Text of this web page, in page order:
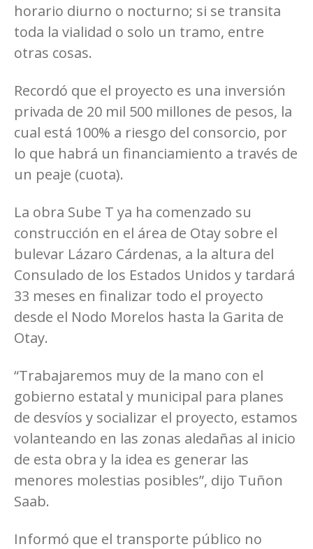
horario diurno o nocturno; si se transita
toda la vialidad o solo un tramo, entre
otras cosas.
Recordó que el proyecto es una inversión
privada de 20 mil 500 millones de pesos, la
cual está 100% a riesgo del consorcio, por
lo que habrá un financiamiento a través de
un peaje (cuota).
La obra Sube T ya ha comenzado su
construcción en el área de Otay sobre el
bulevar Lázaro Cárdenas, a la altura del
Consulado de los Estados Unidos y tardará
33 meses en finalizar todo el proyecto
desde el Nodo Morelos hasta la Garita de
Otay.
“Trabajaremos muy de la mano con el
gobierno estatal y municipal para planes
de desvíos y socializar el proyecto, estamos
volanteando en las zonas aledañas al inicio
de esta obra y la idea es generar las
menores molestias posibles”, dijo Tuñon
Saab.
Informó que el transporte público no